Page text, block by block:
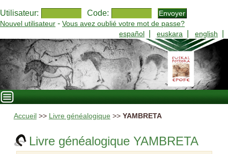
Utilisateur: Code:
Nouvel utilisateur - Vous avez oublié votre mot de passe?
español
euskara english
Accueil >> Livre généalogique >> YAMBRETA
Livre généalogique YAMBRETA